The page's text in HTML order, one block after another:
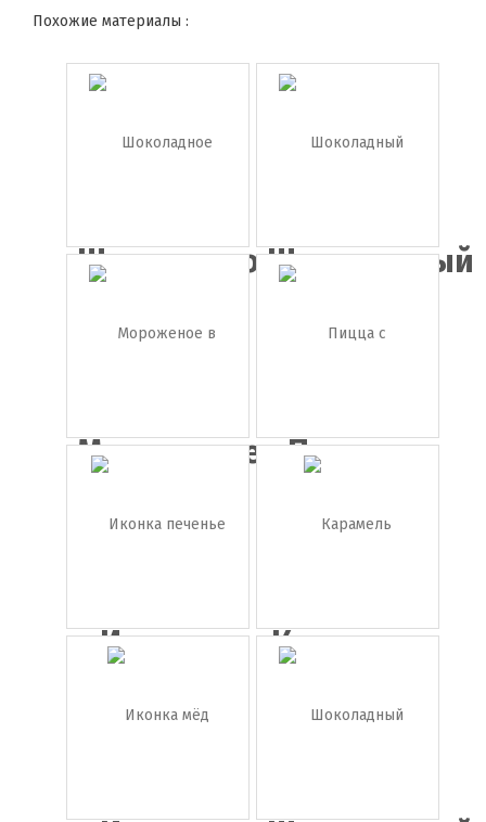
Похожие материалы :
Шоколадное
печень...
Шоколадный
Мороженое
в бокал...
Пицца с
грибами
Иконка
печенье
Карамель